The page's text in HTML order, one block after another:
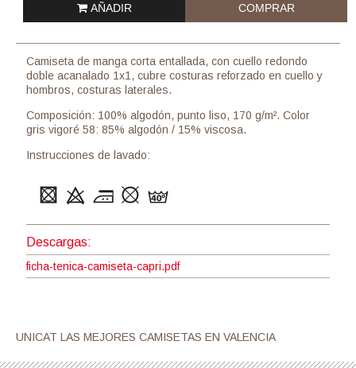
AÑADIR COMPRAR
Camiseta de manga corta entallada, con cuello redondo
doble acanalado 1x1, cubre costuras reforzado en cuello y
hombros, costuras laterales.
Composición: 100% algodón, punto liso, 170 g/m². Color
gris vigoré 58: 85% algodón / 15% viscosa.
Instrucciones de lavado:
Descargas:
ficha-tenica-camiseta-capri.pdf
UNICAT LAS MEJORES CAMISETAS EN VALENCIA